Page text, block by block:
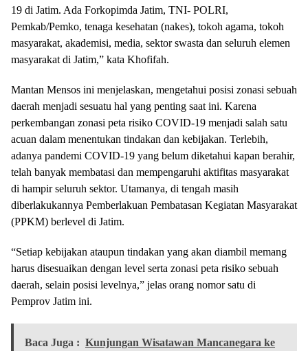
19 di Jatim. Ada Forkopimda Jatim, TNI- POLRI,
Pemkab/Pemko, tenaga kesehatan (nakes), tokoh agama, tokoh
masyarakat, akademisi, media, sektor swasta dan seluruh elemen
masyarakat di Jatim,” kata Khofifah.
Mantan Mensos ini menjelaskan, mengetahui posisi zonasi sebuah
daerah menjadi sesuatu hal yang penting saat ini. Karena
perkembangan zonasi peta risiko COVID-19 menjadi salah satu
acuan dalam menentukan tindakan dan kebijakan. Terlebih,
adanya pandemi COVID-19 yang belum diketahui kapan berahir,
telah banyak membatasi dan mempengaruhi aktifitas masyarakat
di hampir seluruh sektor. Utamanya, di tengah masih
diberlakukannya Pemberlakuan Pembatasan Kegiatan Masyarakat
(PPKM) berlevel di Jatim.
“Setiap kebijakan ataupun tindakan yang akan diambil memang
harus disesuaikan dengan level serta zonasi peta risiko sebuah
daerah, selain posisi levelnya,” jelas orang nomor satu di
Pemprov Jatim ini.
Baca Juga : Kunjungan Wisatawan Mancanegara ke